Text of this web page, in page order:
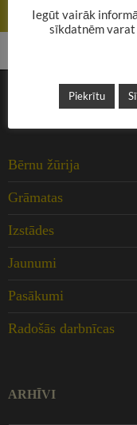
Grāmatu izstāde “Ceļo
Bērnu žūrija
Grāmatas
Izstādes
Jaunumi
Pasākumi
Radošās darbnīcas
ARHĪVI
Iegūt vairāk
sīkdatnēm
Piekrītu